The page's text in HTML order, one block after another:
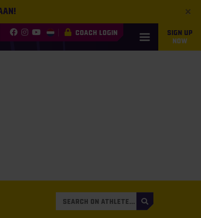
×
COACH LOGIN
SIGN UP
NOW